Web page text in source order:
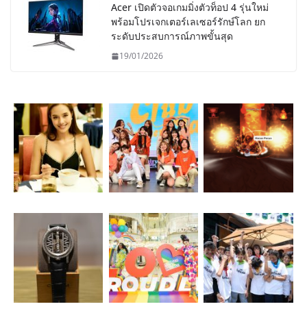
Acer เปิดตัวจอเกมมิ่งตัวท็อป 4 รุ่นใหม่
พร้อมโปรเจกเตอร์เลเซอร์รักษ์โลก ยก
ระดับประสบการณ์ภาพขั้นสุด
19/01/2026